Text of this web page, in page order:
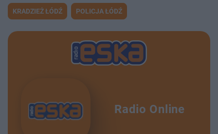
KRADZIEŻ ŁÓDŹ POLICJA ŁÓDŹ
Radio Online